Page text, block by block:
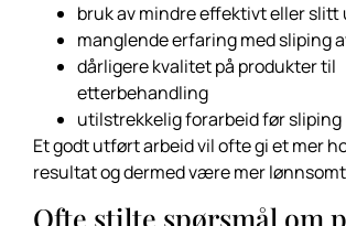
bruk av mindre effektivt eller
manglende erfaring med sliping
dårligere kvalitet på produkter til
etterbehandling
utilstrekkelig forarbeid før sliping
Et godt utført arbeid vil ofte gi et mer
resultat og dermed være mer
Ofte stilte spørsmål om